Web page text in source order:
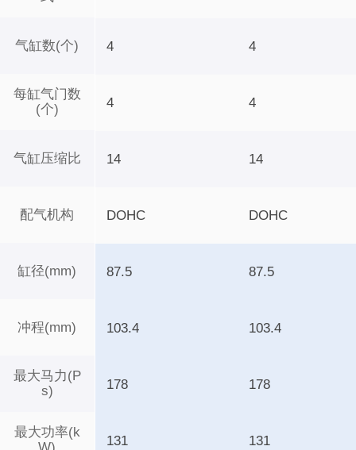
气缸数(个)
每缸气门数
(个)
气缸压缩比
配气机构
缸径(mm)
冲程(mm)
最大马力(P
s)
最大功率(k
4 4
4 4
14 14
DOHC DOHC
87.5 87.5
103.4 103.4
178 178
131 131